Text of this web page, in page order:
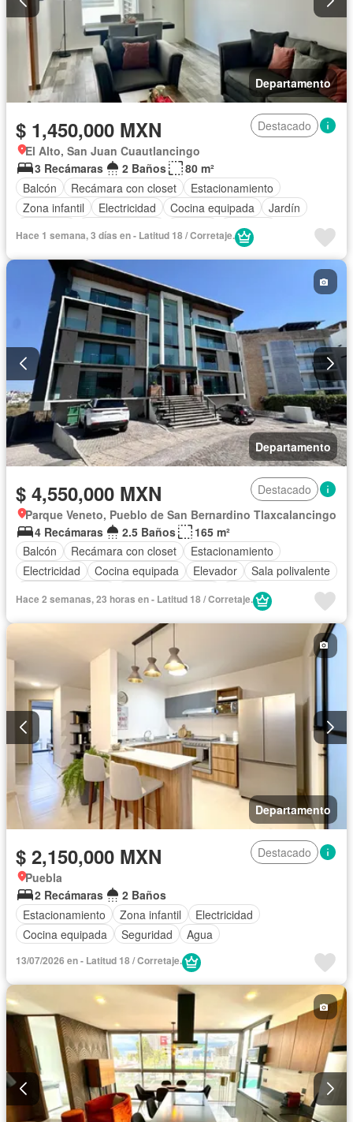
Departamento
$ 1,450,000 MXN
Destacado
El Alto, San Juan Cuautlancingo
3 Recámaras
2 Baños
80 m²
Balcón
Recámara con closet
Estacionamiento
Zona infantil
Electricidad Cocina equipada
Jardín
Elevador
Hace 1 semana, 3 días en - Latitud 18 / Corretaje.
Departamento
$ 4,550,000 MXN
Destacado
Parque Veneto, Pueblo de San Bernardino Tlaxcalancingo
4 Recámaras
2.5 Baños
165 m²
Balcón
Recámara con closet
Estacionamiento
Electricidad
Cocina equipada Elevador
Sala polivalente
Hace 2 semanas, 23 horas en - Latitud 18 / Corretaje.
Departamento
$ 2,150,000 MXN
Destacado
Puebla
2 Recámaras
2 Baños
Estacionamiento
Zona infantil
Electricidad
Cocina equipada
Seguridad Agua
13/07/2026 en - Latitud 18 / Corretaje.